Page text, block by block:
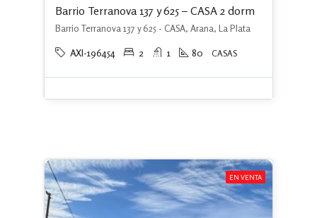
Barrio Terranova 137 y 625 – CASA 2 dorm
Barrio Terranova 137 y 625 - CASA, Arana, La Plata
AXI-196454 2 1 80 CASAS
EN VENTA